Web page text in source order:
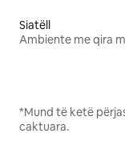
Siatëll
Ambiente me qira
*Mund të ketë
caktuara.